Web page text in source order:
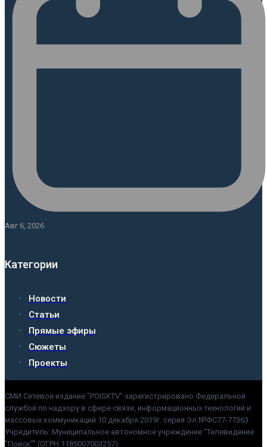
Авг 6, 2026
Категории
Новости
Статьи
Прямые эфиры
Сюжеты
Проекты
СМИ Сетевое издание "POISKTV" зарегистрировано Федеральной
службой по надзору в сфере связи, информационных технологий и
массовых коммуникаций 10 декабря 2019г. серия Эл №ФС77-77363.
Учредитель: Муниципальное автономное учреждение "Телевидение
"Поиск"" (ОГРН 1185007003257)